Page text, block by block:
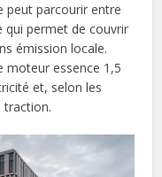
peut parcourir entre
qui permet de couvrir
émission locale.
moteur essence 1,5
et, selon les
traction.